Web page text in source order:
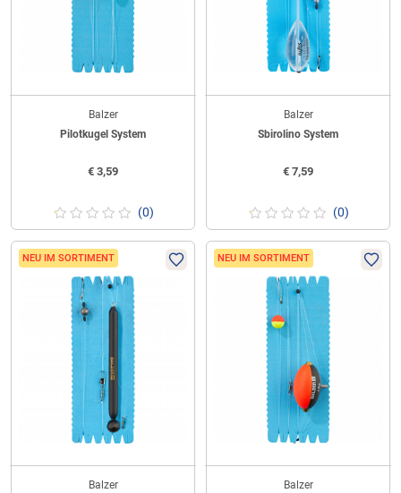
Balzer
Pilotkugel System
€ 3,59
(0)
Balzer
Sbirolino System
€ 7,59
(0)
NEU IM SORTIMENT
Balzer
NEU IM SORTIMENT
Balzer